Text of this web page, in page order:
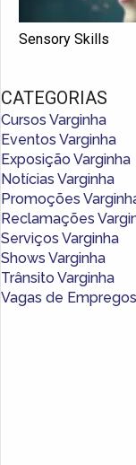
Sensory Skills
CATEGORIAS
Cursos Varginha
Eventos Varginha
Exposição Varginha
Notícias Varginha
Promoções
Reclamações
Serviços Varginha
Shows Varginha
Trânsito Varginha
Vagas de